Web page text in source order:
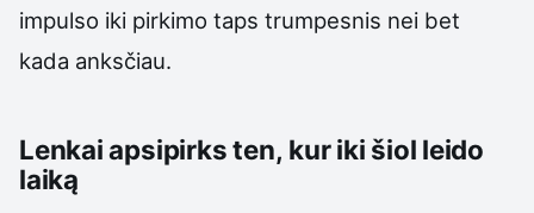
impulso iki pirkimo taps trumpesnis nei bet
kada anksčiau.
Lenkai apsipirks ten, kur iki šiol leido
laiką